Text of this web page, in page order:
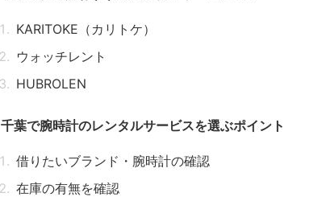
KARITOKE（カリトケ）
ウォッチレント
HUBROLEN
千葉で腕時計のレンタルサービスを選ぶポイント
借りたいブランド・腕時計の確認
在庫の有無を確認